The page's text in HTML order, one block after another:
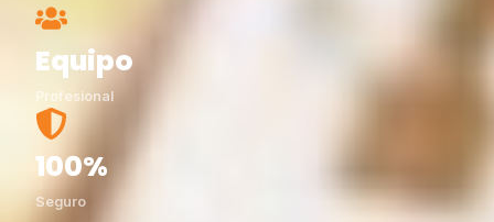
Equipo
Profesional
100%
Seguro